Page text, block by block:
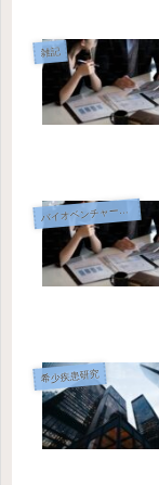
雑記
バイオベンチャー転職戦略
希少疾患研究